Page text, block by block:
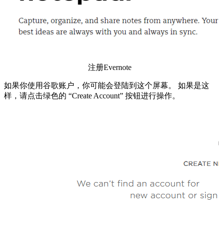
注册Evernote
如果你使用谷歌账户，你可能会登陆到这个屏幕。 如果是这
样，请点击绿色的 “Create Account” 按钮进行操作。